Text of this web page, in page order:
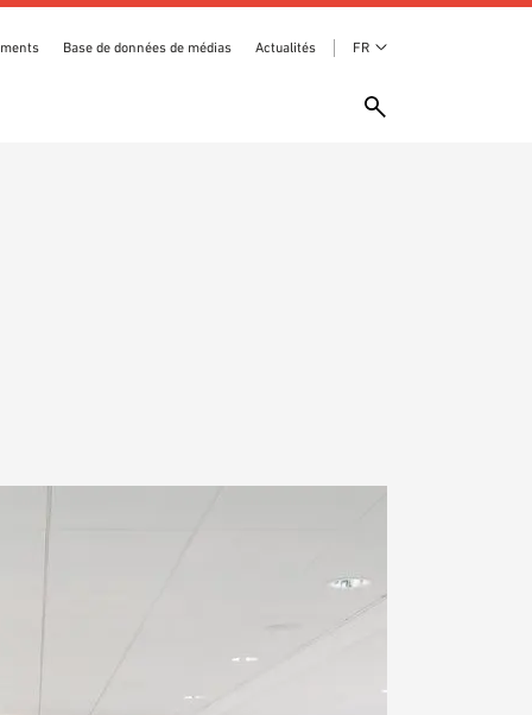
Base de données de médias Actualités FR